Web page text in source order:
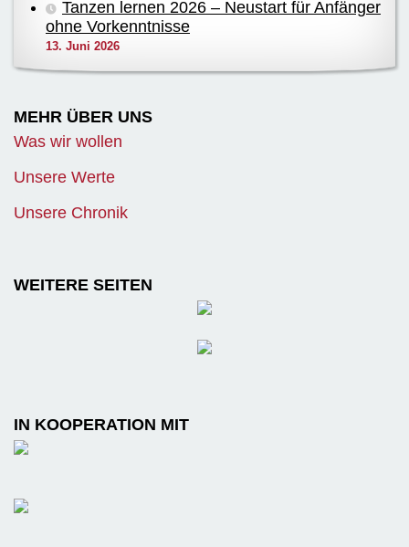
Tanzen lernen 2026 – Neustart für Anfänger
ohne Vorkenntnisse
13. Juni 2026
MEHR ÜBER UNS
Was wir wollen
Unsere Werte
Unsere Chronik
WEITERE SEITEN
IN KOOPERATION MIT